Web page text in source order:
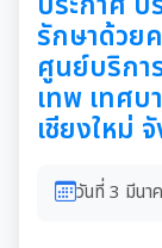
รักษาด้วย
ศูนย์บริกา
เทพ เทศบ
เชียงใหม่
วันที่ 3 มีนา